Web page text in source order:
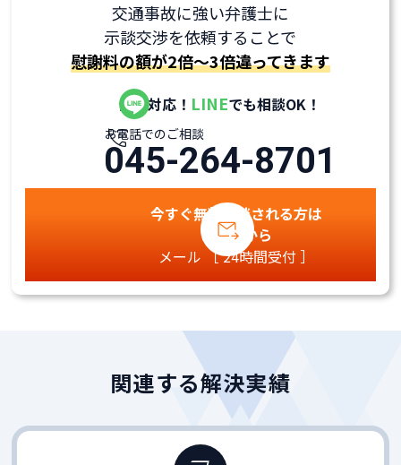
交通事故に強い弁護士に
示談交渉を依頼することで
慰謝料の額が2倍～3倍違ってきます
全国対応！ LINEでも相談OK！
お電話でのご相談
045-264-8701
今すぐ無料相談される方は
こちらから
メール ［ 24時間受付 ］
関連する解決実績